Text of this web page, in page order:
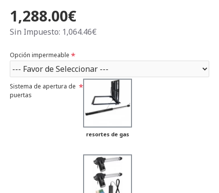
1,288.00€
Sin Impuesto: 1,064.46€
Opción impermeable
Sistema de apertura de
puertas
resortes de gas